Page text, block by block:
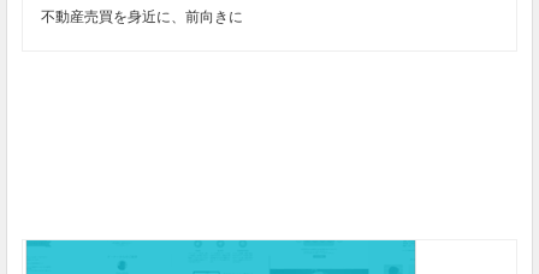
不動産売買を身近に、前向きに